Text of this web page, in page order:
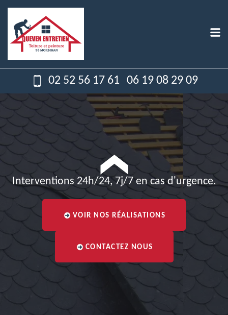
02 52 56 17 61 06 19 08 29 09
Interventions 24h/24, 7j/7 en cas d'urgence.
VOIR NOS RÉALISATIONS
CONTACTEZ NOUS